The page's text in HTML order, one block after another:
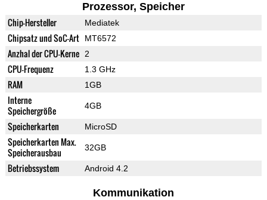
Prozessor, Speicher
Chip-Hersteller Mediatek
Chipsatz und SoC-Art MT6572
Anzhal der CPU-Kerne 2
CPU-Frequenz 1.3 GHz
RAM 1GB
Interne
Speichergröße
4GB
Speicherkarten MicroSD
Speicherkarten Max.
Speicherausbau
32GB
Betriebssystem Android 4.2
Kommunikation